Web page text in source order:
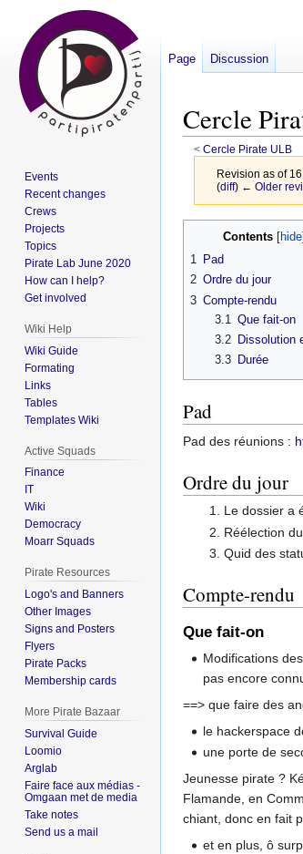
Cercle
< Cercle Pirate ULB
Revision as of
(diff) ← Older
Contents
1 Pad
2 Ordre du jour
3 Compte-rendu
3.1
Que fait-on
3.2
Dissolution
3.3
Durée
Pad
Pad des réunions :
Ordre du jour
Le dossier a
Réélection
Quid des
Compte-rendu
Que fait-on
Modifications
pas encore
==> que faire des
le hackerspace
une porte de
Jeunesse pirate ?
Flamande, en
chiant, donc en fait
et en plus, ô
Page Discussion
Events
Recent changes
Crews
Projects
Topics
Pirate Lab June 2020
How can I help?
Get involved
Wiki Help
Wiki Guide
Formating
Links
Tables
Templates Wiki
Active Squads
Finance
IT
Wiki
Democracy
Moarr Squads
Pirate Resources
Logo's and Banners
Other Images
Signs and Posters
Flyers
Pirate Packs
Membership cards
More Pirate Bazaar
Survival Guide
Loomio
Arglab
Faire face aux médias -
Omgaan met de media
Take notes
Send us a mail